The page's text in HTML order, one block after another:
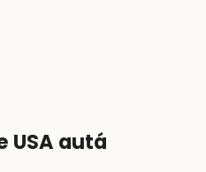
USA autá